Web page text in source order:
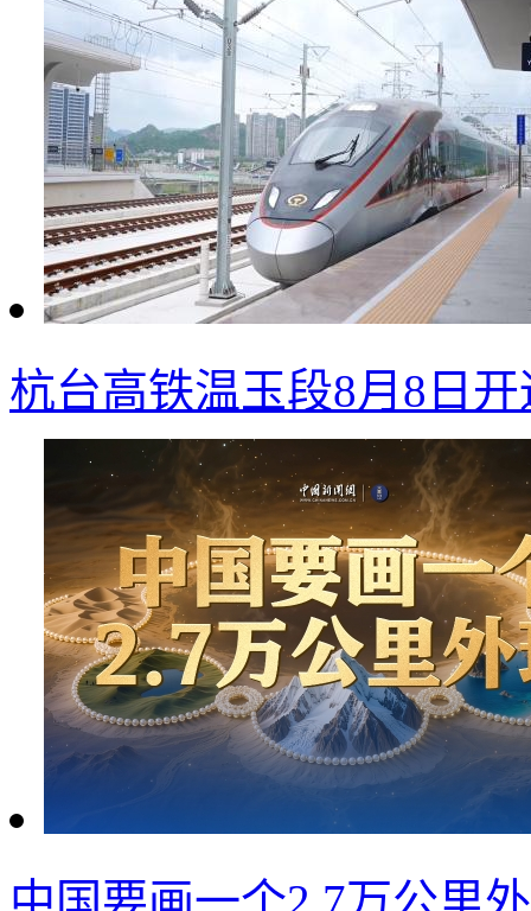
杭台高铁温玉段8月8日
中国要画一个2.7万公里